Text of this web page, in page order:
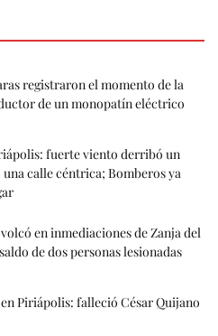
registraron el momento de la
de un monopatín eléctrico
fuerte viento derribó un
calle céntrica; Bomberos ya
en inmediaciones de Zanja del
de dos personas lesionadas
Piriápolis: falleció César Quijano